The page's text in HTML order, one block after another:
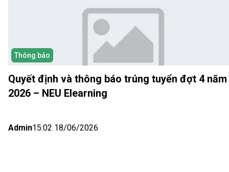
Thông báo
Quyết định và thông báo trúng tuyển đợt 4 năm
2026 – NEU Elearning
Admin15:02 18/06/2026